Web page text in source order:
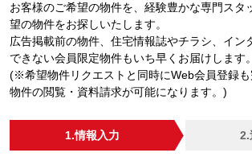
お客様のご希望の物件を、経験豊かな専門スタ
望の物件をお探しいたします。
広告掲載前の物件、住宅情報誌やチラシ、イン
できない会員限定物件もいち早くお届けします。
(※希望物件リクエストと同時にWeb会員登録
物件の閲覧・資料請求が可能になります。)
1.情報入力 2.